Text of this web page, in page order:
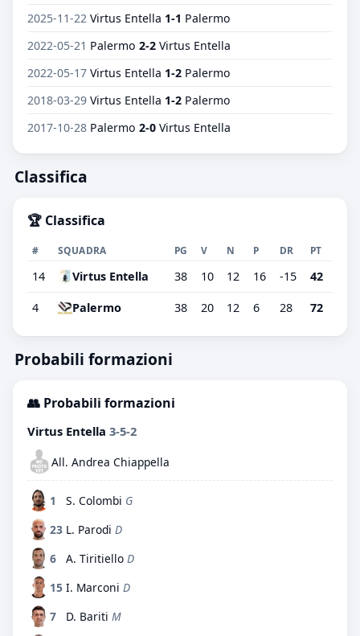
2025-11-22 Virtus Entella 1-1 Palermo
2022-05-21 Palermo 2-2 Virtus Entella
2022-05-17 Virtus Entella 1-2 Palermo
2018-03-29 Virtus Entella 1-2 Palermo
2017-10-28 Palermo 2-0 Virtus Entella
Classifica
🏆 Classifica
# SQUADRA PG V N P DR PT
14 Virtus Entella 38 10 12 16 -15 42
4 Palermo 38 20 12 6 28 72
Probabili formazioni
👥 Probabili formazioni
Virtus Entella 3-5-2
All. Andrea Chiappella
1 S. Colombi G
23 L. Parodi D
6
A. Tiritiello D
15 I. Marconi D
7
D. Bariti M